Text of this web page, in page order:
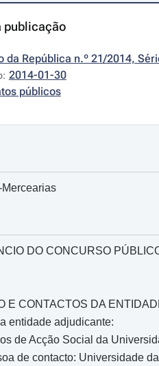
publicação
da República n.º 21/2014,
2014-01-30
públicos
DO CONCURSO
E CONTACTOS DA
entidade adjudicante:
de Acção Social da
de contacto: Universidade